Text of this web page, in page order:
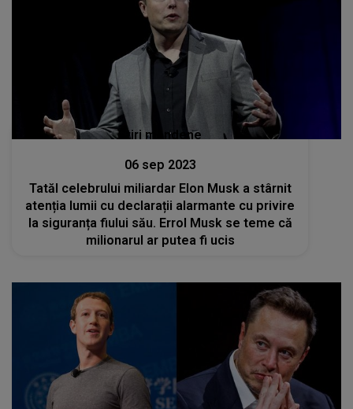
Stiri mondene
06 sep 2023
Tatăl celebrului miliardar Elon Musk a stârnit
atenția lumii cu declarații alarmante cu privire
la siguranța fiului său. Errol Musk se teme că
milionarul ar putea fi ucis